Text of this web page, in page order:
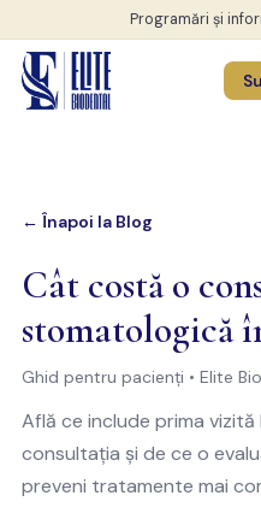
Programări și
← Înapoi la Blog
Cât costă o
stomatologică
Ghid pentru pacienți • Elite
Află ce include prima
consultația și de ce o
preveni tratamente mai